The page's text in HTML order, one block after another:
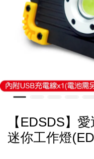
【EDSDS】
迷你工作燈